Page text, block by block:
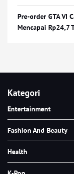
Pre-order GTA VI
Mencapai Rp24,7
Kategori
Entertainment
Fashion And Beauty
Health